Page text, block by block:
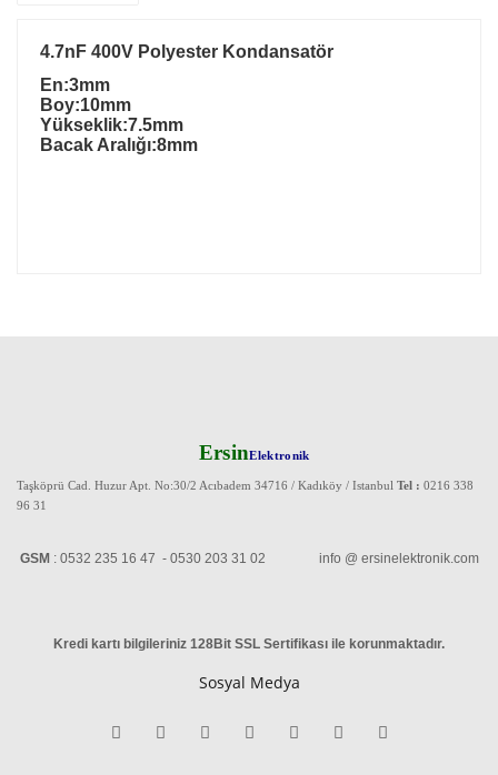
4.7nF 400V Polyester Kondansatör
En:3mm
Boy:10mm
Yükseklik:7.5mm
Bacak Aralığı:8mm
ErsinElektronik
Taşköprü Cad. Huzur Apt. No:30/2 Acıbadem 34716 / Kadıköy / Istanbul Tel : 0216 338
96 31
GSM : 0532 235 16 47 - 0530 203 31 02 info @ ersinelektronik.com
Kredi kartı bilgileriniz 128Bit SSL Sertifikası ile korunmaktadır.
Sosyal Medya